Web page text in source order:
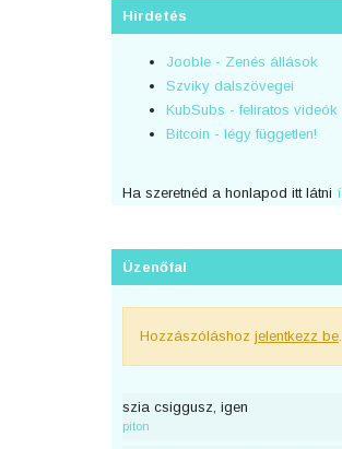
Hirdetés
Jooble - Zenés állások
Szviky dalszövegei
KubSubs - feliratos videók
Bitcoin - légy független!
Ha szeretnéd a honlapod itt látni
Üzenőfal
Hozzászóláshoz jelentkezz be
szia csiggusz, igen
piton